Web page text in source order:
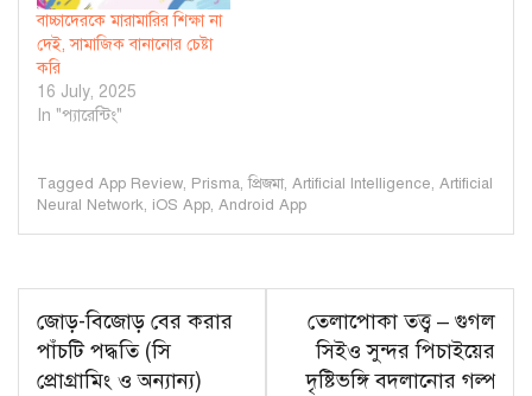
বাচ্চাদেরকে মারামারির শিক্ষা না
দেই, সামাজিক বানানোর চেষ্টা
করি
16 July, 2025
In "প্যারেন্টিং"
Tagged App Review, Prisma,প্রিজমা, Artificial Intelligence, Artificial
Neural Network, iOS App, Android App
Post
navigation
জোড়-বিজোড় বের করার
পাঁচটি পদ্ধতি (সি
প্রোগ্রামিং ও অন্যান্য)
তেলাপোকা তত্ত্ব – গুগল
সিইও সুন্দর পিচাইয়ের
দৃষ্টিভঙ্গি বদলানোর গল্প